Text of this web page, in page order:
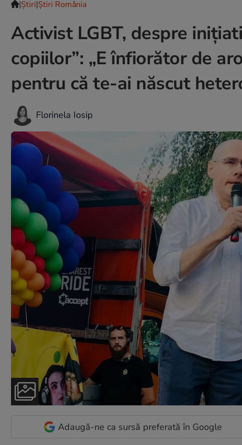
|Ştiri|Știri România
Activist LGBT, despre
copiilor”: „E înfiorător de
pentru că te-ai născut
Florinela Iosip
Adaugă-ne ca sursă preferată în Google